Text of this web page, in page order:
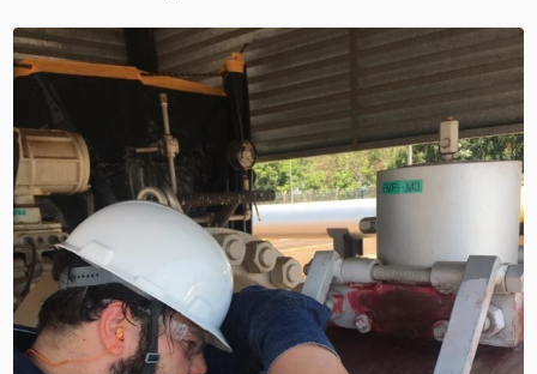
MANUTENÇÃO DE MEDIDORES DE RADIAÇÃO
MANUTENÇÃO EM ESPECTRÔMETROS
MEDIÇÃO DE FERRITA
RADIOGRAFIA INDUSTRIAL
RADIOPROTEÇÃO
RÉPLICAS METALOGRÁFICAS